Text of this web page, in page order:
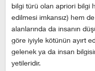
bilgi türü olan apriori bilgi
edilmesi imkansız) hem
alanlarında da insanın
göre iyiyle kötünün ayırt
gelenek ya da insan
yetileridir.